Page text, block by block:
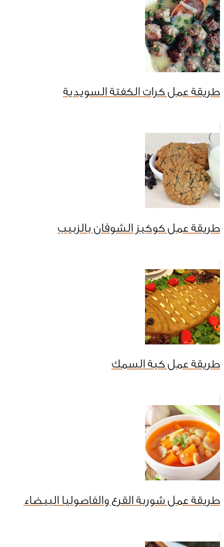
طريقة عمل كرات الكفتة السويدية
طريقة عمل كوكيز الشوفان بالزبيب
طريقة عمل كبة السمك
طريقة عمل شوربة القرع والفاصوليا البيضاء